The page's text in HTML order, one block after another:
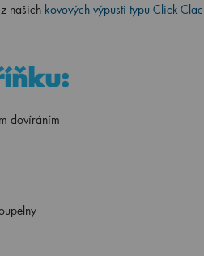
našich kovových výpustí typu Click-
dovíráním